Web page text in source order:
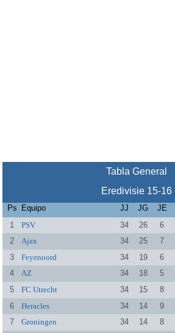
Tabla General
Eredivisie 15-16
Ps Equipo JJ JG JE
1
PSV 34 26 6
2
Ajax 34 25 7
3
Feyenoord 34 19 6
4
AZ 34 18 5
5
FC Utrecht 34 15 8
6
Heracles 34 14 9
7
Groningen 34 14 8